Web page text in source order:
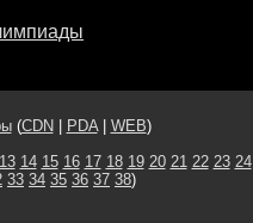
(CDN PDA| WEB)
13 14 15 16 17 18 19 20 21 22 23 24
33 34 35 36 37 38)